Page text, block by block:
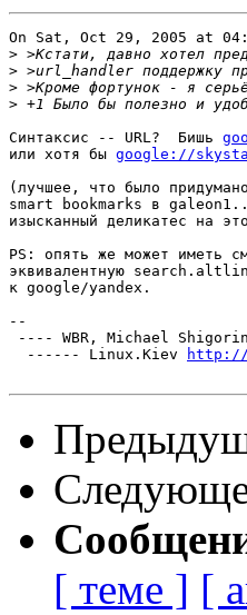
On Sat, Oct 29, 2005 at
>
>
>
>
Синтаксис -- URL?  Бишь
или хотя бы google://
(лучшее, что было
smart bookmarks в
изысканный деликатес на
PS: опять же может иметь
эквивалентную
к google/yandex.
--
---- WBR, Michael
  ------ Linux.Kiev
http://
[ теме ] [